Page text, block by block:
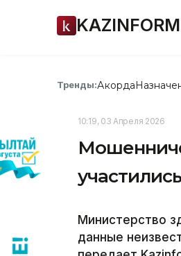
KAZINFORM
Тренды:Акорда
10:19, 03 Апреля 2026
Министерство
данные